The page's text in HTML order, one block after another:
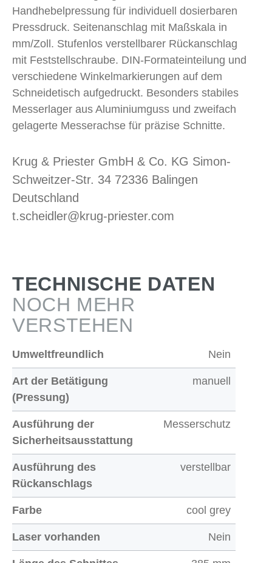
Handhebelpressung für individuell dosierbaren
Pressdruck. Seitenanschlag mit Maßskala in
mm/Zoll. Stufenlos verstellbarer Rückanschlag
mit Feststellschraube. DIN-Formateinteilung und
verschiedene Winkelmarkierungen auf dem
Schneidetisch aufgedruckt. Besonders stabiles
Messerlager aus Aluminiumguss und zweifach
gelagerte Messerachse für präzise Schnitte.
Krug & Priester GmbH & Co. KG Simon-
Schweitzer-Str. 34 72336 Balingen
Deutschland
t.scheidler@krug-priester.com
TECHNISCHE DATEN
NOCH MEHR
VERSTEHEN
Umweltfreundlich Nein
Art der Betätigung
(Pressung)
manuell
Ausführung der
Sicherheitsausstattung
Messerschutz
Ausführung des
Rückanschlags
verstellbar
Farbe cool grey
Laser vorhanden Nein